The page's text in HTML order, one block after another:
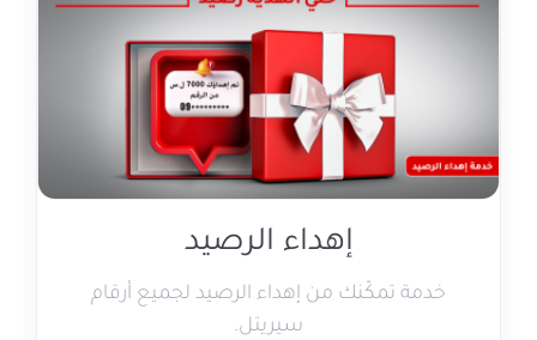
إهداء الرصيد
خدمة تمكّنك من إهداء الرصيد لجميع أرقام
سيريتل.